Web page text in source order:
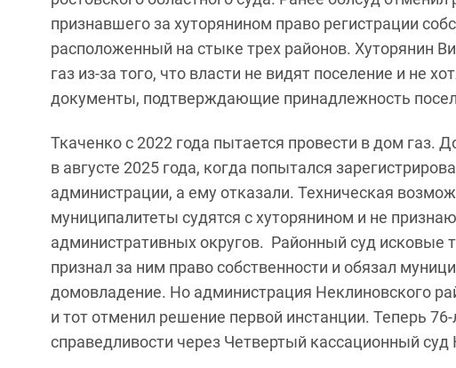
признавшего за хуторянином право регистрации
расположенный на стыке трех районов. Хуторянин
газ из-за того, что власти не видят поселение и не
документы, подтверждающие принадлежность
Ткаченко с 2022 года пытается провести в дом газ.
в августе 2025 года, когда попытался
администрации, а ему отказали. Техническая
муниципалитеты судятся с хуторянином и не
административных округов. Районный суд исковые
признал за ним право собственности и обязал
домовладение. Но администрация Неклиновского
и тот отменил решение первой инстанции. Теперь
справедливости через Четвертый кассационный суд